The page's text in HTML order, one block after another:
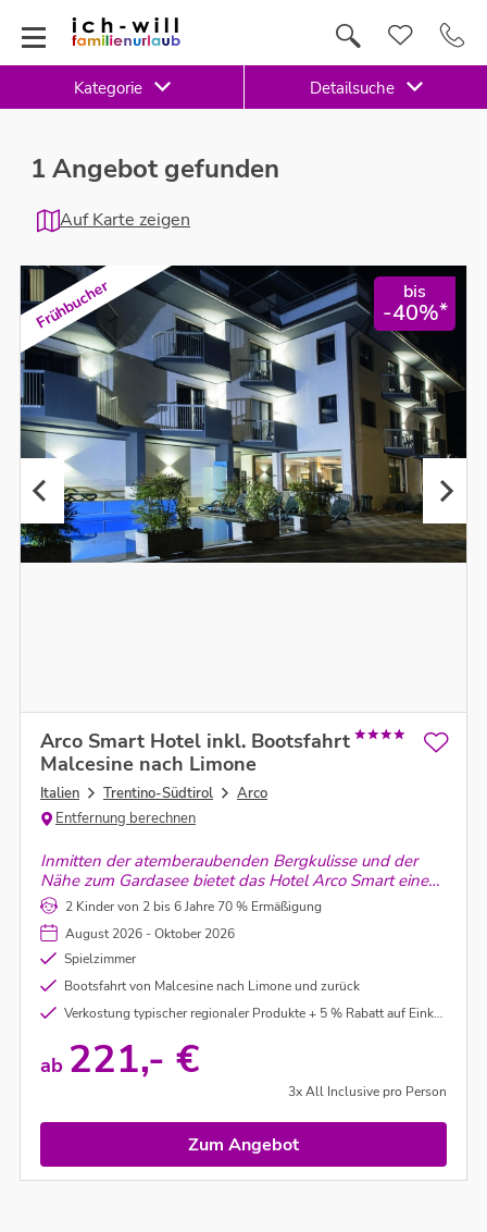
Kategorie Detailsuche
1 Angebot gefunden
Auf Karte zeigen
Frühbucher bis
-40%*
Arco Smart Hotel inkl. Bootsfahrt
Malcesine nach Limone
Italien Trentino-Südtirol
Arco
Entfernung berechnen
Inmitten der atemberaubenden Bergkulisse und der
Nähe zum Gardasee bietet das Hotel Arco Smart eine
ideale Umgebung für Familienabenteuer.
2 Kinder von 2 bis 6 Jahre 70 % Ermäßigung
August 2026 - Oktober 2026
Spielzimmer
Bootsfahrt von Malcesine nach Limone und zurück
Verkostung typischer regionaler Produkte + 5 % Rabatt auf Einkäufe im Duchi’s Shop
ab 221,- €
3x All Inclusive pro Person
Zum Angebot